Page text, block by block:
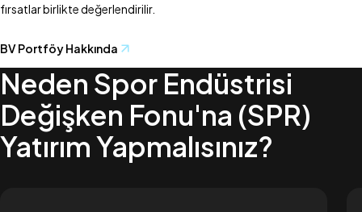
BV Portföy Hakkında
Neden Spor Endüstrisi
Değişken Fonu'na (SPR)
Yatırım Yapmalısınız?